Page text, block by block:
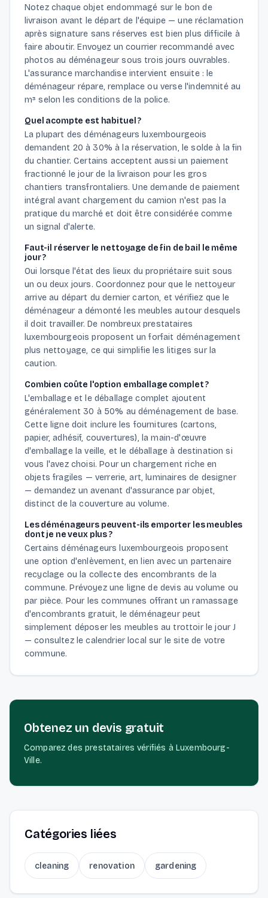
Notez chaque objet endommagé sur le bon de
livraison avant le départ de l'équipe — une réclamation
après signature sans réserves est bien plus difficile à
faire aboutir. Envoyez un courrier recommandé avec
photos au déménageur sous trois jours ouvrables.
L'assurance marchandise intervient ensuite : le
déménageur répare, remplace ou verse l'indemnité au
m³ selon les conditions de la police.
Quel acompte est habituel ?
La plupart des déménageurs luxembourgeois
demandent 20 à 30% à la réservation, le solde à la fin
du chantier. Certains acceptent aussi un paiement
fractionné le jour de la livraison pour les gros
chantiers transfrontaliers. Une demande de paiement
intégral avant chargement du camion n'est pas la
pratique du marché et doit être considérée comme
un signal d'alerte.
Faut-il réserver le nettoyage de fin de bail le même
jour ?
Oui lorsque l'état des lieux du propriétaire suit sous
un ou deux jours. Coordonnez pour que le nettoyeur
arrive au départ du dernier carton, et vérifiez que le
déménageur a démonté les meubles autour desquels
il doit travailler. De nombreux prestataires
luxembourgeois proposent un forfait déménagement
plus nettoyage, ce qui simplifie les litiges sur la
caution.
Combien coûte l'option emballage complet ?
L'emballage et le déballage complet ajoutent
généralement 30 à 50% au déménagement de base.
Cette ligne doit inclure les fournitures (cartons,
papier, adhésif, couvertures), la main-d'œuvre
d'emballage la veille, et le déballage à destination si
vous l'avez choisi. Pour un chargement riche en
objets fragiles — verrerie, art, luminaires de designer
— demandez un avenant d'assurance par objet,
distinct de la couverture au volume.
Les déménageurs peuvent-ils emporter les meubles
dont je ne veux plus ?
Certains déménageurs luxembourgeois proposent
une option d'enlèvement, en lien avec un partenaire
recyclage ou la collecte des encombrants de la
commune. Prévoyez une ligne de devis au volume ou
par pièce. Pour les communes offrant un ramassage
d'encombrants gratuit, le déménageur peut
simplement déposer les meubles au trottoir le jour J
— consultez le calendrier local sur le site de votre
commune.
Obtenez un devis gratuit
Comparez des prestataires vérifiés à Luxembourg-
Ville.
Catégories liées
cleaning renovation gardening